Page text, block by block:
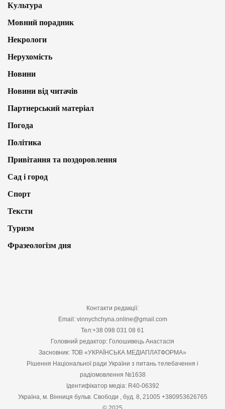
Культура
Мовний порадник
Некрологи
Нерухомість
Новини
Новини від читачів
Партнерський матеріал
Погода
Політика
Привітання та поздоровлення
Сад і город
Спорт
Тексти
Туризм
Фразеологізм дня
Контакти редакції:
Email: vinnychchyna.online@gmail.com
Тел:+38 098 031 08 61
Головний редактор: Голошивець Анастасія
Засновник: ТОВ «УКРАЇНСЬКА МЕДІАПЛАТФОРМА»
Рішення Національної ради України з питань телебачення і
радіомовлення №1638
Ідентифікатор медіа: R40-06392
Україна, м. Вінниця бульв. Свободи , буд. 8, 21005 +380953626765